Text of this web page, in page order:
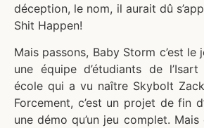
déception, le nom, il aurait dû
Shit Happen!
Mais passons, Baby Storm c’est
une équipe d’étudiants de
école qui a vu naître Skybolt Zack
Forcement, c’est un projet de fin
une démo qu’un jeu complet. Mais